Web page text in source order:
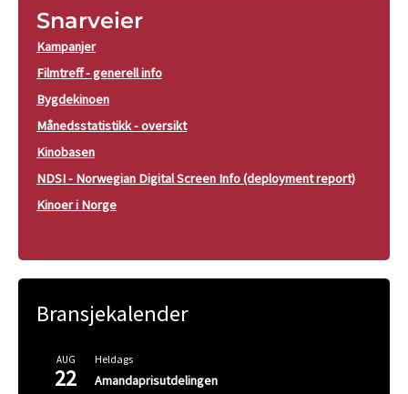
Snarveier
Kampanjer
Filmtreff - generell info
Bygdekinoen
Månedsstatistikk - oversikt
Kinobasen
NDSI - Norwegian Digital Screen Info (deployment report)
Kinoer i Norge
Bransjekalender
AUG
22
Heldags
Amandaprisutdelingen